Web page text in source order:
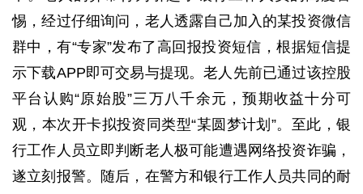
惕，经过仔细询问，老人透露自己加入的某投资微信
群中，有“专家”发布了高回报投资短信，根据短信提
示下载APP即可交易与提现。老人先前已通过该控股
平台认购“原始股”三万八千余元，预期收益十分可
观，本次开卡拟投资同类型“某圆梦计划”。至此，银
行工作人员立即判断老人极可能遭遇网络投资诈骗，
遂立刻报警。随后，在警方和银行工作人员共同的耐